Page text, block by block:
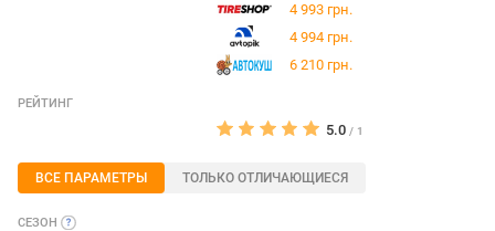
4 993 грн.
4 994 грн.
6 210 грн.
РЕЙТИНГ
5.0 / 1
ВСЕ ПАРАМЕТРЫ ТОЛЬКО ОТЛИЧАЮЩИЕСЯ
СЕЗОН